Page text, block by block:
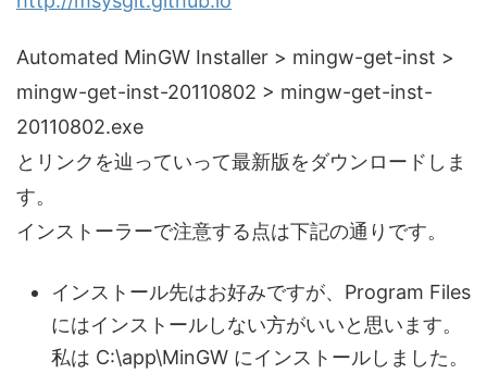
Automated MinGW Installer > mingw-get-inst >
mingw-get-inst-20110802 > mingw-get-inst-
20110802.exe
とリンクを辿っていって最新版をダウンロードしま
す。
インストーラーで注意する点は下記の通りです。
インストール先はお好みですが、Program Files
にはインストールしない方がいいと思います。
私は C:\app\MinGW にインストールしました。